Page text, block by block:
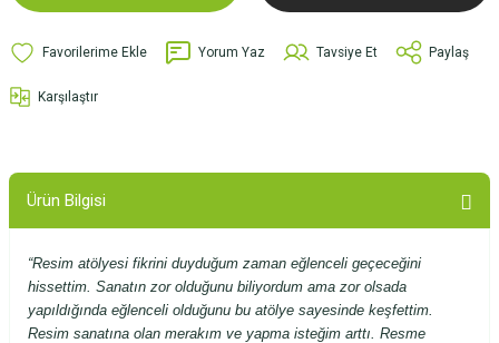
Yorum Yaz Tavsiye Et Paylaş
Karşılaştır
Ürün Bilgisi
“Resim atölyesi fikrini duyduğum zaman eğlenceli geçeceğini
hissettim. Sanatın zor olduğunu biliyordum ama zor olsada
yapıldığında eğlenceli olduğunu bu atölye sayesinde keşfettim.
Resim sanatına olan merakım ve yapma isteğim arttı. Resme